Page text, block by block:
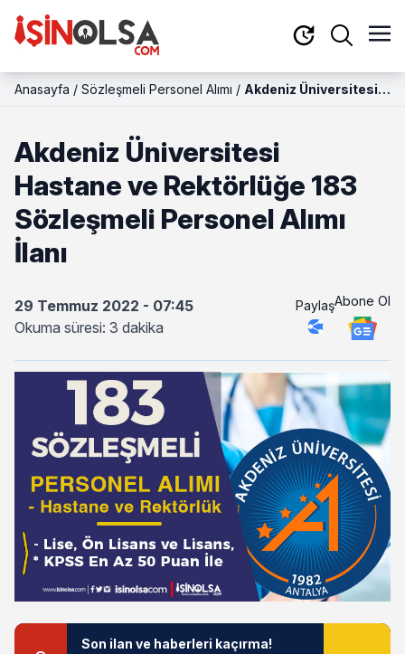
Anasayfa / Sözleşmeli Personel Alımı / Akdeniz Üniversitesi
Sözleşmeli Personel
Alımı İlanı
Akdeniz Üniversitesi
Hastane ve Rektörlüğe 183
Sözleşmeli Personel Alımı
İlanı
29 Temmuz 2022 - 07:45
Okuma süresi: 3 dakika
PaylaşAbone Ol
Son ilan ve haberleri kaçırma!